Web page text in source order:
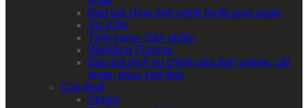
Báo giá chụp ảnh nghệ thuật sexy nude
Sự Kiện
Thời trang- Sản phẩm
Wedding Planner
Báo giá dịch vụ chỉnh sửa ảnh online, cắt
ghép, phục chế ảnh
Cho thuê
Studio